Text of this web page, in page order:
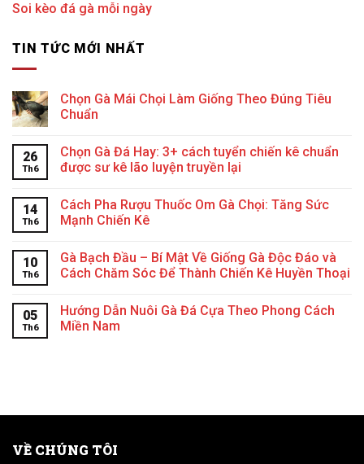
Soi kèo đá gà mỗi ngày
TIN TỨC MỚI NHẤT
Chọn Gà Mái Chọi Làm Giống Theo Đúng Tiêu
Chuẩn
26
Th6
Chọn Gà Đá Hay: 3+ cách tuyển chiến kê chuẩn
được sư kê lão luyện truyền lại
14
Th6
Cách Pha Rượu Thuốc Om Gà Chọi: Tăng Sức
Mạnh Chiến Kê
10
Th6
Gà Bạch Đầu – Bí Mật Về Giống Gà Độc Đáo và
Cách Chăm Sóc Để Thành Chiến Kê Huyền Thoại
05
Th6
Hướng Dẫn Nuôi Gà Đá Cựa Theo Phong Cách
Miền Nam
VỀ CHÚNG TÔI